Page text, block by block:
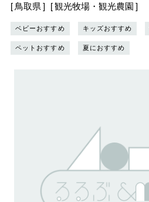
鳥取県 観光牧場・観光農園
ベビーおすすめ キッズおすすめ
ペットおすすめ 夏におすすめ